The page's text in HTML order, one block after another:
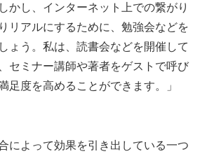
かし、インターネット上での繋がり
リアルにするために、勉強会などを
ょう。私は、読書会などを開催して
セミナー講師や著者をゲストで呼び
足度を高めることができます。」
によって効果を引き出している一つ